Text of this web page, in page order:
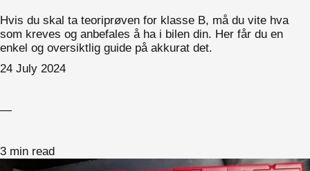
Hvis du skal ta teoriprøven for klasse B, må du vite hva
som kreves og anbefales å ha i bilen din. Her får du en
enkel og oversiktlig guide på akkurat det.
24 July 2024
—
3 min read